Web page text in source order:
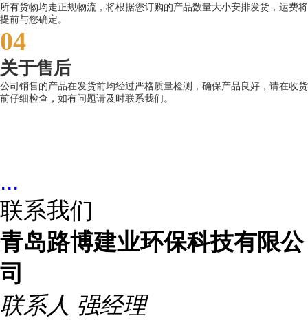
所有货物均走正规物流，将根据您订购的产品数量大小安排发货，运费将
提前与您确定。
04
关于售后
公司销售的产品在发货前均经过严格质量检测，确保产品良好，请在收货
前仔细检查，如有问题请及时联系我们。
...
联系我们
青岛路博建业环保科技有限公
司
联系人 强经理